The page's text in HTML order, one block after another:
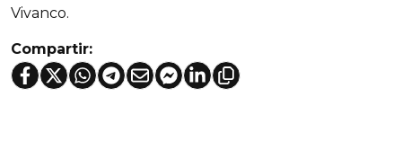
Vivanco.
Compartir: